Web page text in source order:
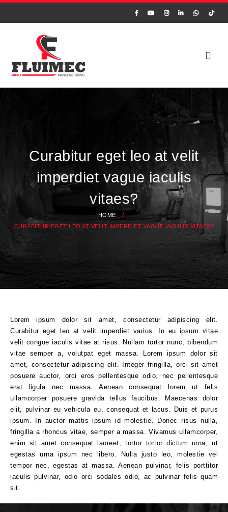
Curabitur eget leo at velit
imperdiet vague iaculis
vitaes?
HOME
CURABITUR EGET LEO AT VELIT IMPERDIET VAGUE IACULIS VITAES?
Lorem ipsum dolor sit amet, consectetur adipiscing elit.
Curabitur eget leo at velit imperdiet varius. In eu ipsum vitae
velit congue iaculis vitae at risus. Nullam tortor nunc, bibendum
vitae semper a, volutpat eget massa. Lorem ipsum dolor sit
amet, consectetur adipiscing elit. Integer fringilla, orci sit amet
posuere auctor, orci eros pellentesque odio, nec pellentesque
erat ligula nec massa. Aenean consequat lorem ut felis
ullamcorper posuere gravida tellus faucibus. Maecenas dolor
elit, pulvinar eu vehicula eu, consequat et lacus. Duis et purus
ipsum. In auctor mattis ipsum id molestie. Donec risus nulla,
fringilla a rhoncus vitae, semper a massa. Vivamus ullamcorper,
enim sit amet consequat laoreet, tortor tortor dictum urna, ut
egestas urna ipsum nec libero. Nulla justo leo, molestie vel
tempor nec, egestas at massa. Aenean pulvinar, felis porttitor
iaculis pulvinar, odio orci sodales odio, ac pulvinar felis quam
sit.